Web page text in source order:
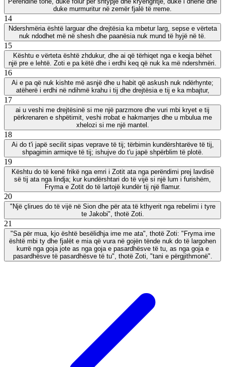
duke murmuritur në zemër fjalë të rreme.
14
Ndershmëria është larguar dhe drejtësia ka mbetur larg, sepse e vërteta
nuk ndodhet më në shesh dhe paanësia nuk mund të hyjë në të.
15
Kështu e vërteta është zhdukur, dhe ai që tërhiqet nga e keqja bëhet
një pre e lehtë. Zoti e pa këtë dhe i erdhi keq që nuk ka më ndershmëri.
16
Ai e pa që nuk kishte më asnjë dhe u habit që askush nuk ndërhynte;
atëherë i erdhi në ndihmë krahu i tij dhe drejtësia e tij e ka mbajtur,
17
ai u veshi me drejtësinë si me një parzmore dhe vuri mbi kryet e tij
përkrenaren e shpëtimit, veshi rrobat e hakmarrjes dhe u mbulua me
xhelozi si me një mantel.
18
Ai do t'i japë secilit sipas veprave të tij; tërbimin kundërshtarëve të tij,
shpagimin armiqve të tij; ishujve do t'u japë shpërblim të plotë.
19
Kështu do të kenë frikë nga emri i Zotit ata nga perëndimi prej lavdisë
së tij ata nga lindja; kur kundërshtari do të vijë si një lum i furishëm,
Fryma e Zotit do të lartojë kundër tij një flamur.
20
"Një çlirues do të vijë në Sion dhe për ata të kthyerit nga rebelimi i tyre
te Jakobi", thotë Zoti.
21
"Sa për mua, kjo është besëlidhja ime me ata", thotë Zoti: "Fryma ime
është mbi ty dhe fjalët e mia që vura në gojën tënde nuk do të largohen
kurrë nga goja jote as nga goja e pasardhësve të tu, as nga goja e
pasardhësve të pasardhësve të tu", thotë Zoti, "tani e përgjithmonë".